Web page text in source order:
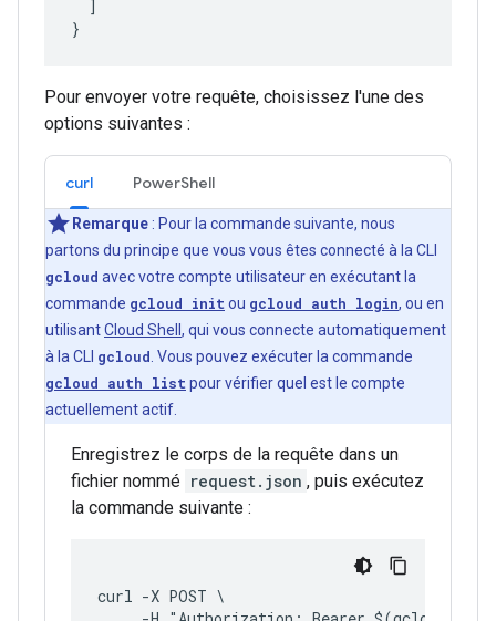
  ]
Pour envoyer votre requête, choisissez l'une des
options suivantes :
curl PowerShell
Remarque : Pour la commande suivante, nous
partons du principe que vous vous êtes connecté à la CLI
gcloud avec votre compte utilisateur en exécutant la
commande gcloud init ou gcloud auth login, ou en
utilisantCloud Shell , qui vous connecte automatiquement
à la CLI gcloud . Vous pouvez exécuter la commande
gcloud auth list pour vérifier quel est le compte
actuellement actif.
Enregistrez le corps de la requête dans un
fichier nommé request.json , puis exécutez
la commande suivante :
curl -X POST \